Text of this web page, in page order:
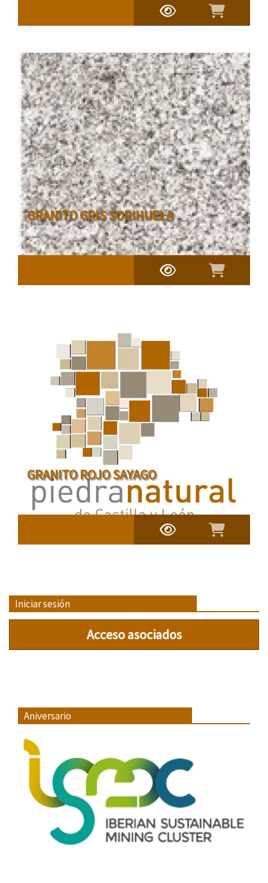
GRANITO GRIS SORIHUELA
GRANITO ROJO SAYAGO
Iniciar sesión
Acceso asociados
Aniversario